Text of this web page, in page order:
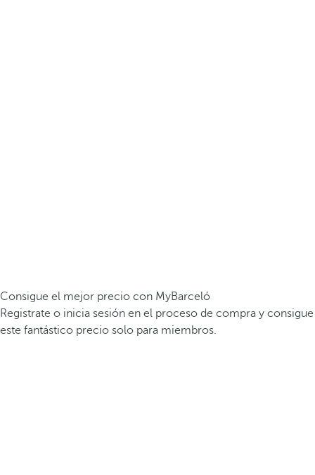
Consigue el mejor precio con MyBarceló
Registrate o inicia sesión en el proceso de compra y consigue
este fantástico precio solo para miembros.